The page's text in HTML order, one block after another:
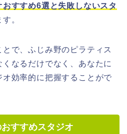
すすめ6選と失敗しないスタ
。
で、ふじみ野のピラティス
なるだけでなく、あなたに
効率的に把握することがで
すすめスタジオ